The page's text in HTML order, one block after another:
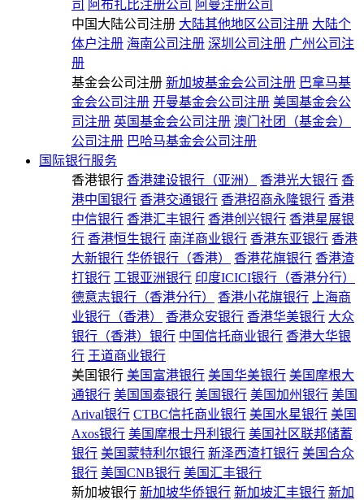
司 阿布扎比注册公司 阿曼注册公司
中国大陆公司注册 大陆其他地区公司注册 大陆个
体户注册 海南公司注册 深圳公司注册 广州公司注
册
基金会公司注册 新加坡基金会公司注册 巴拿马基
金会公司注册 开曼基金会公司注册 美国基金会公
司注册 英国基金会公司注册 澳门社团（基金会）
公司注册 巴哈马基金会公司注册
国际银行服务
香港银行 香港建设银行（亚洲） 香港光大银行 香
港中国银行 香港交通银行 香港招商永隆银行 香港
中信银行 香港汇丰银行 香港创兴银行 香港星展银
行 香港恒生银行 南洋商业银行 香港东亚银行 香港
大新银行 华侨银行（香港） 香港花旗银行 香港渣
打银行 工银亚洲银行 印度ICICI银行（香港分行）
德意志银行（香港分行）
香港小花旗银行
上海商
业银行（香港）
香港众安银行 香港华美银行 大众
银行（香港）银行 中国信托商业银行 香港大华银
行 王道商业银行
美国银行 美国富港银行 美国华美银行 美国摩根大
通银行 美国国泰银行 美国银行 美国加州银行 美国
Arival银行 CTBC信托商业银行 美国水星银行 美国
Axos银行 美国摩根士丹利银行 美国社区联邦储蓄
银行 美国蒙特利尔银行 新泽西渣打银行 美国合众
银行 美国CNB银行 美国汇丰银行
新加坡银行 新加坡华侨银行 新加坡汇丰银行 新加